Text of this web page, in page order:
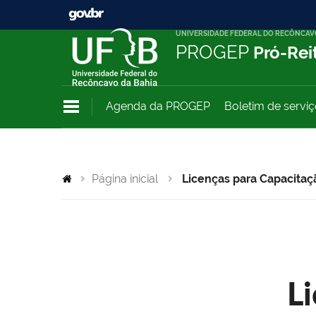
UNIVERSIDADE FEDERAL DO
PROGEP Pró-
Agenda da PROGEP Boletim de
Página inicial Licenças para